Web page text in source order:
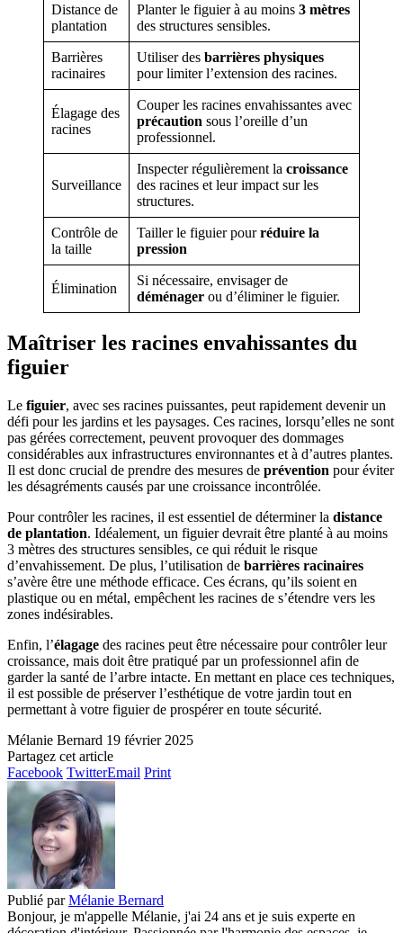
Distance de
plantation
Planter le figuier à au moins 3 mètres
des structures sensibles.
Barrières
racinaires
Utiliser des barrières physiques
pour limiter l’extension des racines.
Élagage des
racines
Couper les racines envahissantes avec
précaution sous l’oreille d’un
professionnel.
Surveillance
Inspecter régulièrement la croissance
des racines et leur impact sur les
structures.
Contrôle de
la taille
Tailler le figuier pourréduire la
pression
Élimination
Si nécessaire, envisager de
déménager ou d’éliminer le figuier.
Maîtriser les racines envahissantes du
figuier
Le figuier, avec ses racines puissantes, peut rapidement devenir un
défi pour les jardins et les paysages. Ces racines, lorsqu’elles ne sont
pas gérées correctement, peuvent provoquer des dommages
considérables aux infrastructures environnantes et à d’autres plantes.
Il est donc crucial de prendre des mesures de prévention pour éviter
les désagréments causés par une croissance incontrôlée.
Pour contrôler les racines, il est essentiel de déterminer la distance
de plantation. Idéalement, un figuier devrait être planté à au moins
3 mètres des structures sensibles, ce qui réduit le risque
d’envahissement. De plus, l’utilisation de barrières racinaires
s’avère être une méthode efficace. Ces écrans, qu’ils soient en
plastique ou en métal, empêchent les racines de s’étendre vers les
zones indésirables.
Enfin, l’élagage des racines peut être nécessaire pour contrôler leur
croissance, mais doit être pratiqué par un professionnel afin de
garder la santé de l’arbre intacte. En mettant en place ces techniques,
il est possible de préserver l’esthétique de votre jardin tout en
permettant à votre figuier de prospérer en toute sécurité.
Mélanie Bernard 19 février 2025
Partagez cet article
Facebook TwitterEmail Print
Publié par Mélanie Bernard
Bonjour, je m'appelle Mélanie, j'ai 24 ans et je suis experte en